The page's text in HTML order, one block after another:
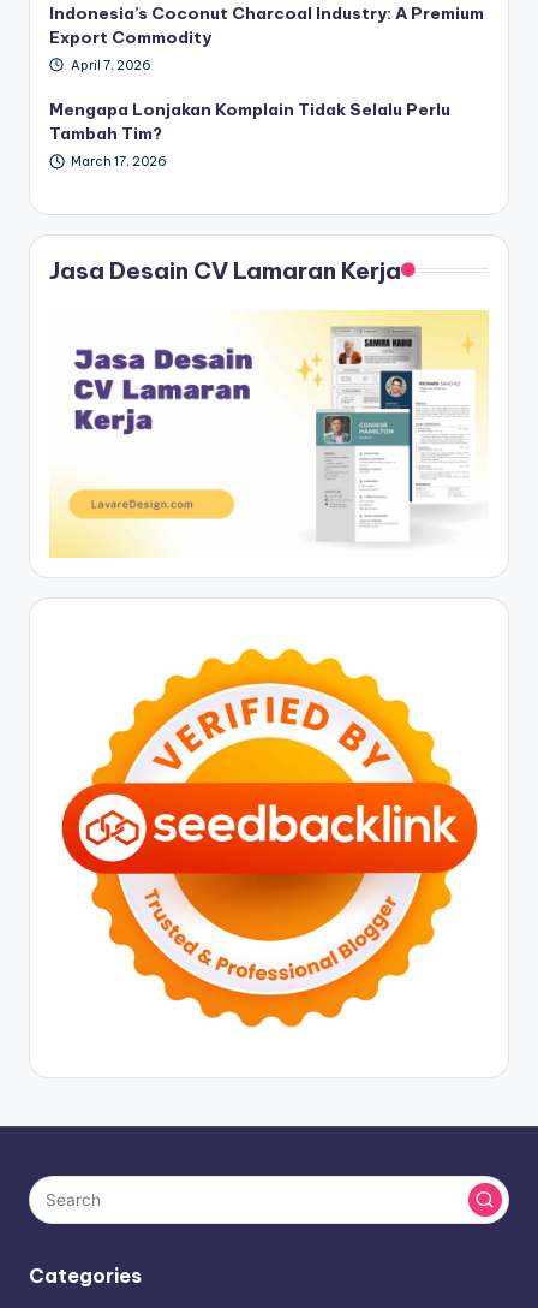
Indonesia’s Coconut Charcoal Industry: A Premium
Export Commodity
April 7, 2026
Mengapa Lonjakan Komplain Tidak Selalu Perlu
Tambah Tim?
March 17, 2026
Jasa Desain CV Lamaran Kerja
Categories